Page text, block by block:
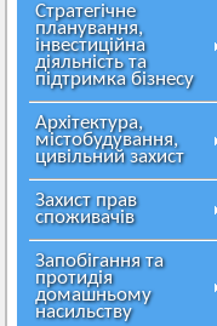
Стратегічне
планування,
інвестиційна
діяльність та
підтримка бізнесу
Архітектура,
містобудування,
цивільний захист
Захист прав
споживачів
Запобігання та
протидія
домашньому
насильству